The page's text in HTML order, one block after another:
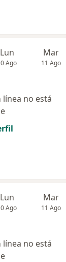
Lun
Ago
Mar
11 Ago
línea no está
Lun
Ago
Mar
11 Ago
línea no está